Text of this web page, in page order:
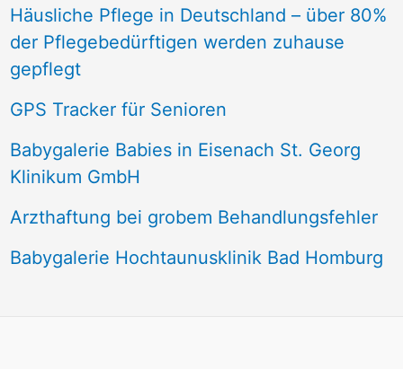
Häusliche Pflege in Deutschland – über 80%
der Pflegebedürftigen werden zuhause
gepflegt
GPS Tracker für Senioren
Babygalerie Babies in Eisenach St. Georg
Klinikum GmbH
Arzthaftung bei grobem Behandlungsfehler
Babygalerie Hochtaunusklinik Bad Homburg